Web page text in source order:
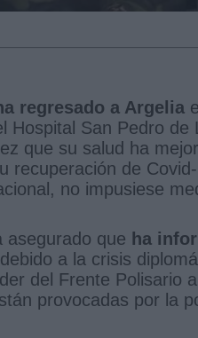
regresado a Argelia
San Pedro de
que su salud ha
recuperación de
no impusiese
asegurado que ha
a la crisis
del Frente Polisario
provocadas por la